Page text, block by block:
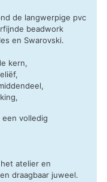
de langwerpige pvc
beadwork
en Swarovski.
kern,
volledig
atelier en
draagbaar juweel.